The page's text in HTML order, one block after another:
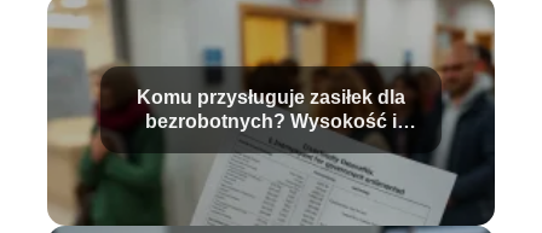
Komu przysługuje zasiłek dla
bezrobotnych? Wysokość i
warunki